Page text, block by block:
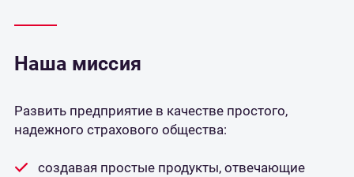
Наша миссия
Развить предприятие в качестве простого,
надежного страхового общества:
создавая простые продукты, отвечающие